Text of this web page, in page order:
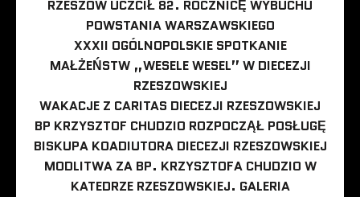
RZESZÓW UCZCIŁ 82. ROCZNICĘ WYBUCHU
POWSTANIA WARSZAWSKIEGO
XXXII OGÓLNOPOLSKIE SPOTKANIE
MAŁŻEŃSTW „WESELE WESEL” W DIECEZJI
RZESZOWSKIEJ
WAKACJE Z CARITAS DIECEZJI RZESZOWSKIEJ
BP KRZYSZTOF CHUDZIO ROZPOCZĄŁ POSŁUGĘ
BISKUPA KOADIUTORA DIECEZJI RZESZOWSKIEJ
MODLITWA ZA BP. KRZYSZTOFA CHUDZIO W
KATEDRZE RZESZOWSKIEJ. GALERIA